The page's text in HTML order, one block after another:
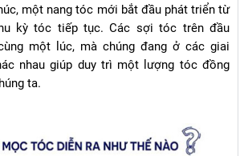
một nang tóc mới bắt đầu phát triển từ
kỳ tóc tiếp tục. Các sợi tóc trên đầu
một lúc, mà chúng đang ở các giai
nhau giúp duy trì một lượng tóc đồng
ta.